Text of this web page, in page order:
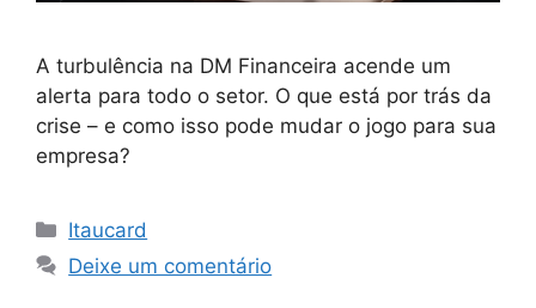
A turbulência na DM Financeira acende um
alerta para todo o setor. O que está por trás da
crise – e como isso pode mudar o jogo para sua
empresa?
Categorias
Itaucard
Deixe um comentário